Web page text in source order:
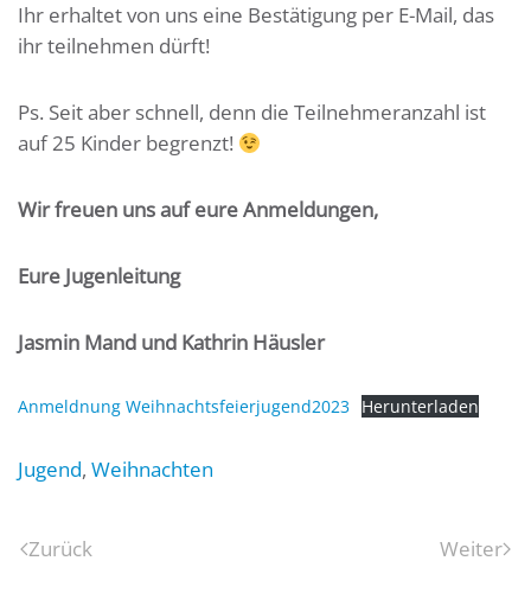
Ihr erhaltet von uns eine Bestätigung per E-Mail, das
ihr teilnehmen dürft!
Ps. Seit aber schnell, denn die Teilnehmeranzahl ist
auf 25 Kinder begrenzt!
Wir freuen uns auf eure Anmeldungen,
Eure Jugenleitung
Jasmin Mand und Kathrin Häusler
Anmeldnung Weihnachtsfeierjugend2023 Herunterladen
Jugend, Weihnachten
Zurück Weiter